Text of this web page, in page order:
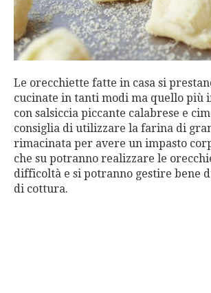
Le orecchiette fatte in casa si
cucinate in tanti modi ma quello più
con salsiccia piccante calabrese e
consiglia di utilizzare la farina di
rimacinata per avere un impasto
che su potranno realizzare le
difficoltà e si potranno gestire bene
di cottura.